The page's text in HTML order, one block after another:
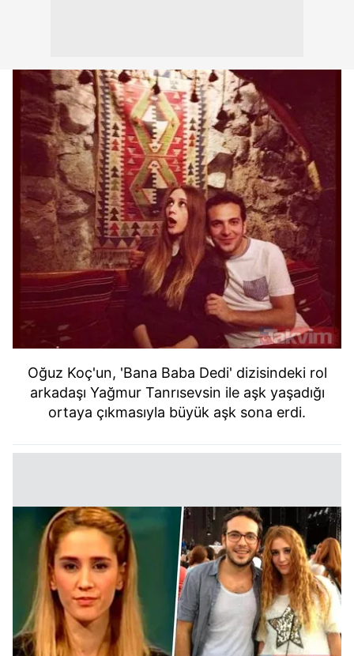
Oğuz Koç'un, 'Bana Baba Dedi' dizisindeki rol
arkadaşı Yağmur Tanrısevsin ile aşk yaşadığı
ortaya çıkmasıyla büyük aşk sona erdi.